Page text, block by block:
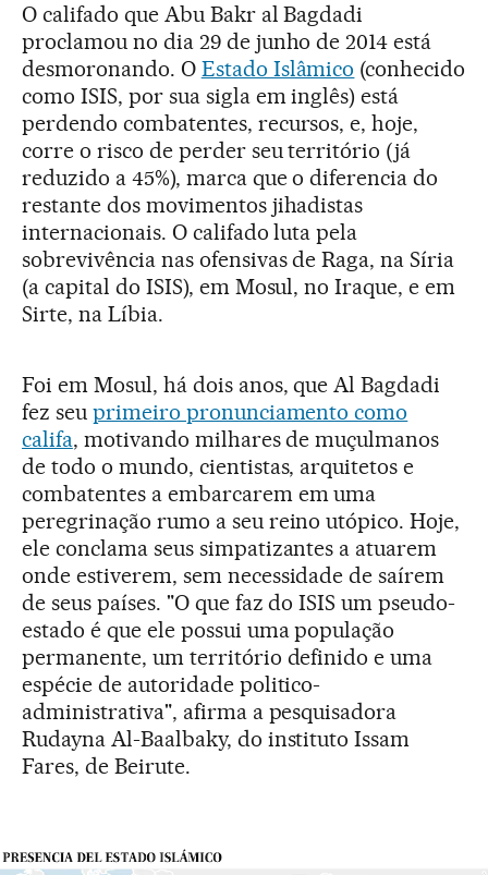
O califado que Abu Bakr al Bagdadi
proclamou no dia 29 de junho de 2014 está
desmoronando. O Estado Islâmico (conhecido
como ISIS, por sua sigla em inglês) está
perdendo combatentes, recursos, e, hoje,
corre o risco de perder seu território (já
reduzido a 45%), marca que o diferencia do
restante dos movimentos jihadistas
internacionais. O califado luta pela
sobrevivência nas ofensivas de Raga, na Síria
(a capital do ISIS), em Mosul, no Iraque, e em
Sirte, na Líbia.
Foi em Mosul, há dois anos, que Al Bagdadi
fez seu primeiro pronunciamento como
califa, motivando milhares de muçulmanos
de todo o mundo, cientistas, arquitetos e
combatentes a embarcarem em uma
peregrinação rumo a seu reino utópico. Hoje,
ele conclama seus simpatizantes a atuarem
onde estiverem, sem necessidade de saírem
de seus países. "O que faz do ISIS um pseudo-
estado é que ele possui uma população
permanente, um território definido e uma
espécie de autoridade politico-
administrativa", afirma a pesquisadora
Rudayna Al-Baalbaky, do instituto Issam
Fares, de Beirute.